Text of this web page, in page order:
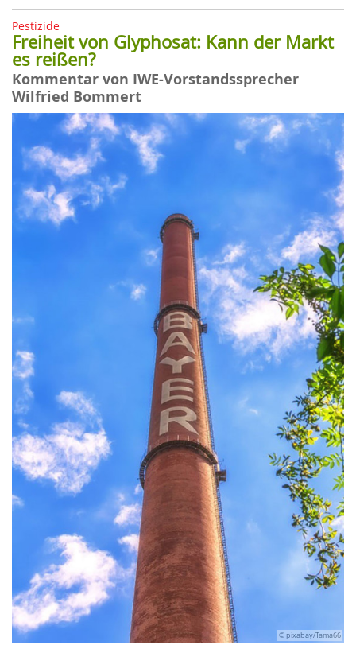
Pestizide
Freiheit von Glyphosat: Kann der Markt
es reißen?
Kommentar von IWE-Vorstandssprecher
Wilfried Bommert
© pixabay/Tama66